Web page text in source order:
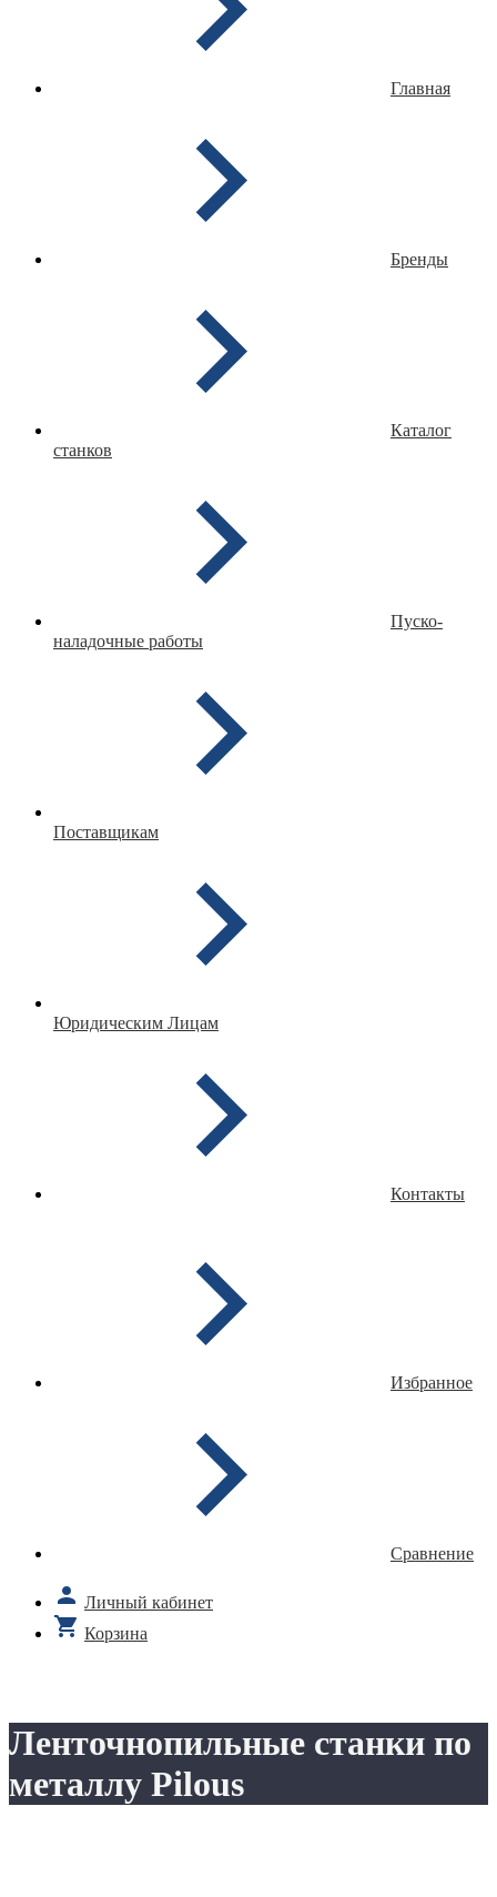
Главная
Бренды
Каталог
станков
Пуско-
наладочные работы
Поставщикам
Юридическим Лицам
Контакты
Избранное
Сравнение
Личный кабинет
Корзина
Ленточнопильные станки по
металлу Pilous